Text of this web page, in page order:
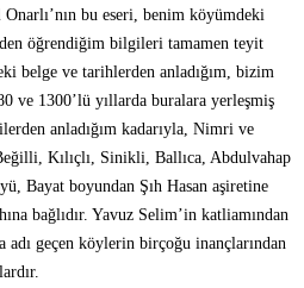
bu eseri, benim köyümdeki
öğrendiğim bilgileri tamamen teyit
belge ve tarihlerden anladığım, bizim
ve 1300’lü yıllarda buralara yerleşmiş
anladığım kadarıyla, Nimri ve
Kılıçlı, Sinikli, Ballıca, Abdulvahap
Bayat boyundan Şıh Hasan aşiretine
bağlıdır. Yavuz Selim’in katliamından
adı geçen köylerin birçoğu inançlarından